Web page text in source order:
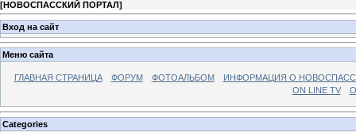
[НОВОСПАССКИЙ ПОРТАЛ]
Вход на сайт
Меню сайта
ГЛАВНАЯ СТРАНИЦА ФОРУМ ФОТОАЛЬБОМ
ИНФОРМАЦИЯ О
ON LINE TV
Categories